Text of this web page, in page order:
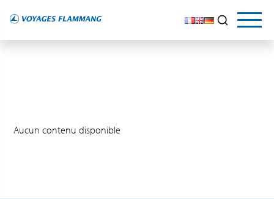
Aucun contenu disponible